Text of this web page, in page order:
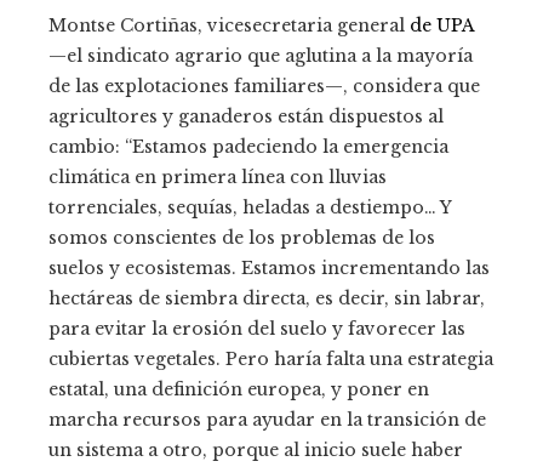
Montse Cortiñas, vicesecretaria general de UPA
—el sindicato agrario que aglutina a la mayoría
de las explotaciones familiares—, considera que
agricultores y ganaderos están dispuestos al
cambio: “Estamos padeciendo la emergencia
climática en primera línea con lluvias
torrenciales, sequías, heladas a destiempo… Y
somos conscientes de los problemas de los
suelos y ecosistemas. Estamos incrementando las
hectáreas de siembra directa, es decir, sin labrar,
para evitar la erosión del suelo y favorecer las
cubiertas vegetales. Pero haría falta una estrategia
estatal, una definición europea, y poner en
marcha recursos para ayudar en la transición de
un sistema a otro, porque al inicio suele haber